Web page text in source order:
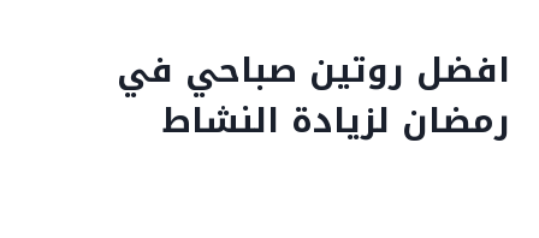
افضل روتين صباحي في
رمضان لزيادة النشاط